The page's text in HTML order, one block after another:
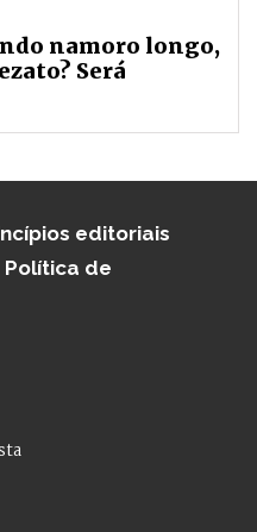
namoro longo,
Será
editoriais
Política de